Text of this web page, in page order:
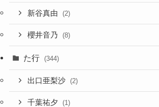
新谷真由 (2)
櫻井音乃 (8)
た行 (344)
出口亜梨沙 (2)
千葉祐夕 (1)